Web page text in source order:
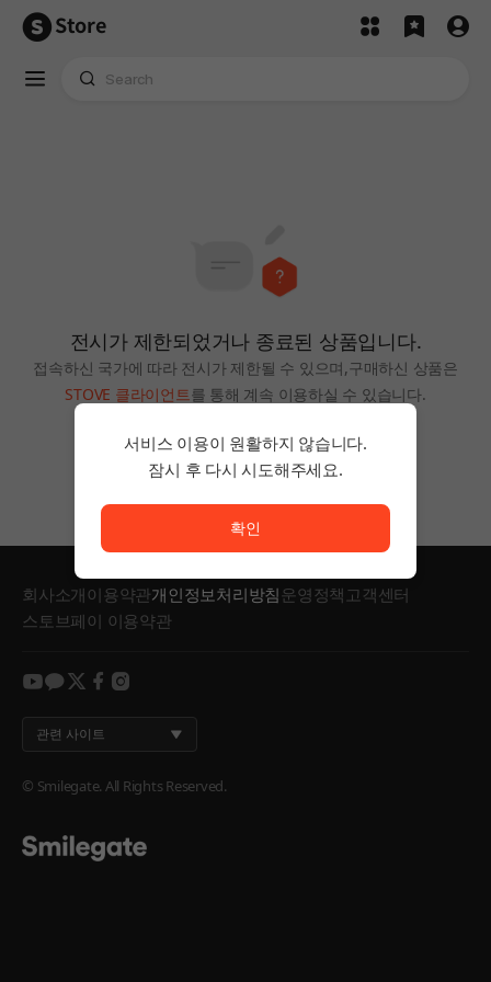
Store
전시가 제한되었거나 종료된 상품입니다.
접속하신 국가에 따라 전시가 제한될 수 있으며,구매하신 상품은
STOVE 클라이언트를 통해 계속 이용하실 수 있습니다.
홈으로
회사소개이용약관개인정보처리방침운영정책 고객센터
스토브페이 이용약관
youtube
kakaotwitterfacebook
instagram
관련 사이트
© Smilegate. All Rights Reserved.
서비스 이용이 원활하지 않습니다.
잠시 후 다시 시도해주세요.
확인